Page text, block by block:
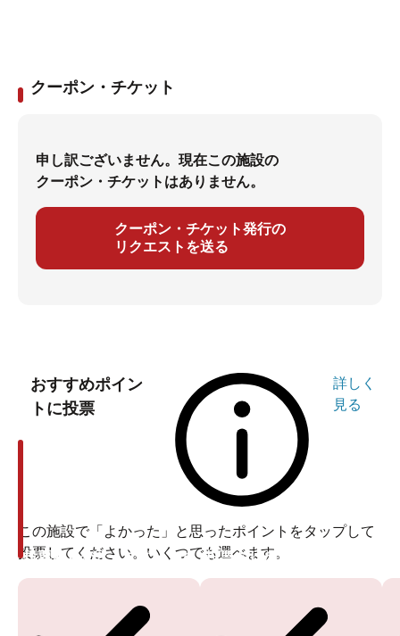
クーポン・チケット
申し訳ございません。現在この施設の
クーポン・チケットはありません。
クーポン・チケット発行の
リクエストを送る
おすすめポイン
トに投票
詳しく
見る
この施設で「よかった」と思ったポイントをタップして
投票してください。いくつでも選べます。
投票ありがとうございます 投票ありがとうございます